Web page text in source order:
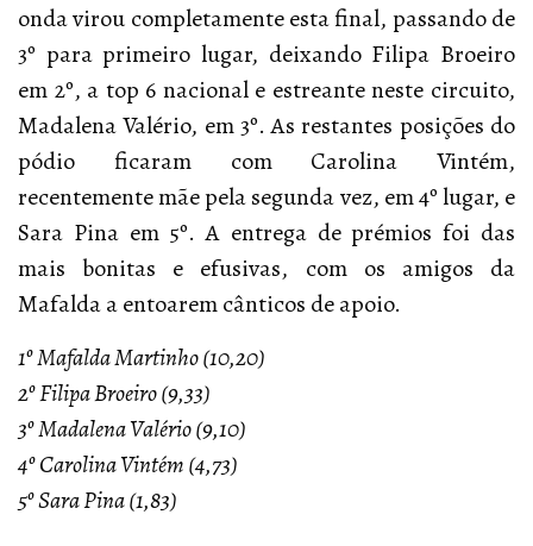
onda virou completamente esta final, passando de
3º para primeiro lugar, deixando Filipa Broeiro
em 2º, a top 6 nacional e estreante neste circuito,
Madalena Valério, em 3º. As restantes posições do
pódio ficaram com Carolina Vintém,
recentemente mãe pela segunda vez, em 4º lugar, e
Sara Pina em 5º. A entrega de prémios foi das
mais bonitas e efusivas, com os amigos da
Mafalda a entoarem cânticos de apoio.
1º Mafalda Martinho (10,20)
2º Filipa Broeiro (9,33)
3º Madalena Valério (9,10)
4º Carolina Vintém (4,73)
5º Sara Pina (1,83)